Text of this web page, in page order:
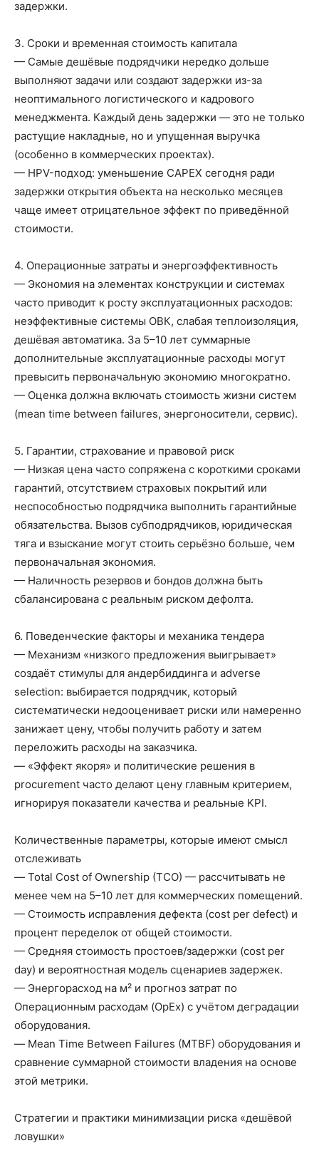
задержки.
3. Сроки и временная стоимость капитала
— Самые дешёвые подрядчики нередко дольше
выполняют задачи или создают задержки из-за
неоптимального логистического и кадрового
менеджмента. Каждый день задержки — это не только
растущие накладные, но и упущенная выручка
(особенно в коммерческих проектах).
— НPV-подход: уменьшение CAPEX сегодня ради
задержки открытия объекта на несколько месяцев
чаще имеет отрицательное эффект по приведённой
стоимости.
4. Операционные затраты и энергоэффективность
— Экономия на элементах конструкции и системах
часто приводит к росту эксплуатационных расходов:
неэффективные системы ОВК, слабая теплоизоляция,
дешёвая автоматика. За 5–10 лет суммарные
дополнительные эксплуатационные расходы могут
превысить первоначальную экономию многократно.
— Оценка должна включать стоимость жизни систем
(mean time between failures, энергоносители, сервис).
5. Гарантии, страхование и правовой риск
— Низкая цена часто сопряжена с короткими сроками
гарантий, отсутствием страховых покрытий или
неспособностью подрядчика выполнить гарантийные
обязательства. Вызов субподрядчиков, юридическая
тяга и взыскание могут стоить серьёзно больше, чем
первоначальная экономия.
— Наличность резервов и бондов должна быть
сбалансирована с реальным риском дефолта.
6. Поведенческие факторы и механика тендера
— Механизм «низкого предложения выигрывает»
создаёт стимулы для андербиддинга и adverse
selection: выбирается подрядчик, который
систематически недооценивает риски или намеренно
занижает цену, чтобы получить работу и затем
переложить расходы на заказчика.
— «Эффект якоря» и политические решения в
procurement часто делают цену главным критерием,
игнорируя показатели качества и реальные KPI.
Количественные параметры, которые имеют смысл
отслеживать
— Total Cost of Ownership (TCO) — рассчитывать не
менее чем на 5–10 лет для коммерческих помещений.
— Стоимость исправления дефекта (cost per defect) и
процент переделок от общей стоимости.
— Средняя стоимость простоев/задержки (cost per
day) и вероятностная модель сценариев задержек.
— Энергорасход на м² и прогноз затрат по
Операционным расходам (OpEx) с учётом деградации
оборудования.
— Mean Time Between Failures (MTBF) оборудования и
сравнение суммарной стоимости владения на основе
этой метрики.
Стратегии и практики минимизации риска «дешёвой
ловушки»